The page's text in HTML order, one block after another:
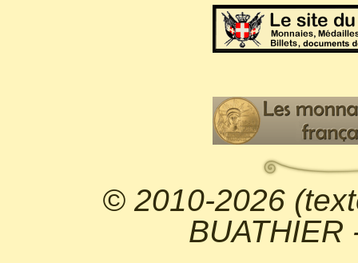
© 2010-2026
BUATHIER